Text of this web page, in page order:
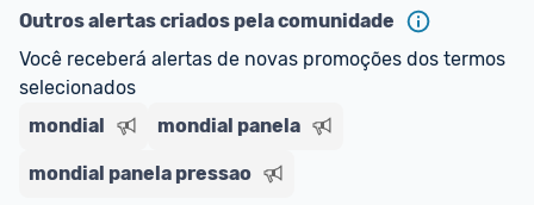
Outros alertas criados pela comunidade
Você receberá alertas de novas promoções dos termos
selecionados
mondial
mondial panela
mondial panela pressao